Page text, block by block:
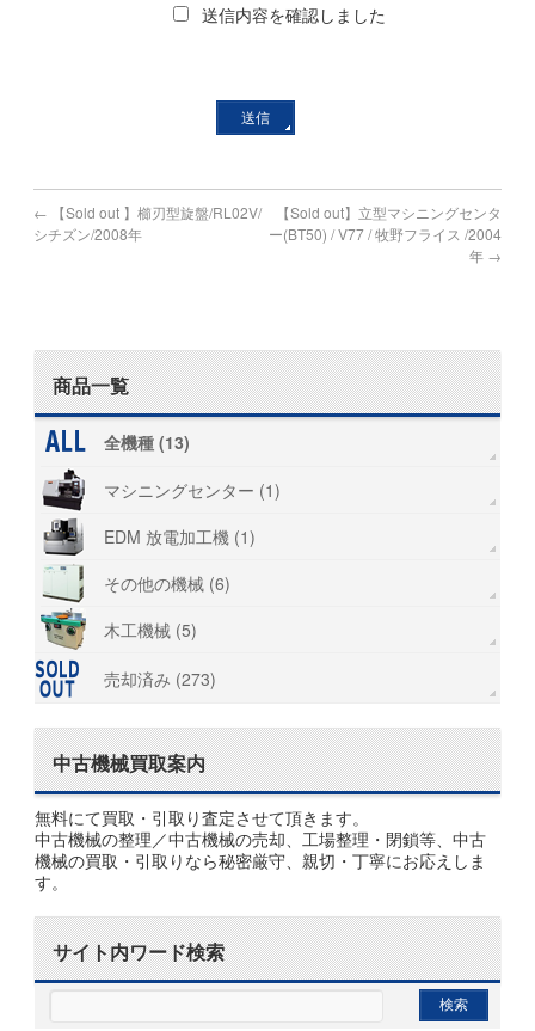
送信内容を確認しました
← 【Sold out 】櫛刃型旋盤/RL02V/
シチズン/2008年
【Sold out】立型マシニングセンタ
ー(BT50) / V77 / 牧野フライス /2004
年 →
商品一覧
全機種 (13)
マシニングセンター (1)
EDM 放電加工機 (1)
その他の機械 (6)
木工機械 (5)
売却済み (273)
中古機械買取案内
無料にて買取・引取り査定させて頂きます。
中古機械の整理／中古機械の売却、工場整理・閉鎖等、中古
機械の買取・引取りなら秘密厳守、親切・丁寧にお応えしま
す。
サイト内ワード検索